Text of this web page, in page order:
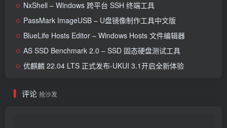
NxShell – Windows 跨平台 SSH 终端工具
PassMark ImageUSB – U盘镜像制作工具中文版
BlueLife Hosts Editor – Windows Hosts 文件编辑器
AS SSD Benchmark 2.0 – SSD 固态硬盘测试工具
优麒麟 22.04 LTS 正式发布-UKUI 3.1开启全新体验
评论 抢沙发